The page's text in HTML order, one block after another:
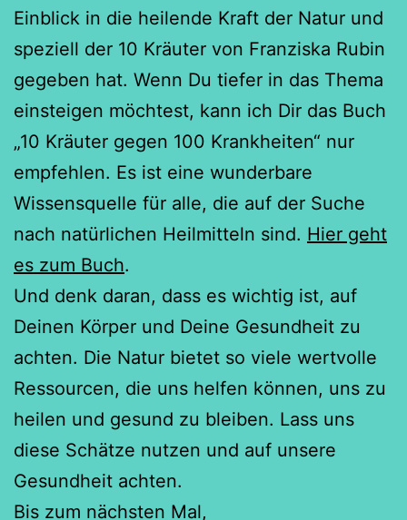
Einblick in die heilende Kraft der Natur und
speziell der 10 Kräuter von Franziska Rubin
gegeben hat. Wenn Du tiefer in das Thema
einsteigen möchtest, kann ich Dir das Buch
„10 Kräuter gegen 100 Krankheiten“ nur
empfehlen. Es ist eine wunderbare
Wissensquelle für alle, die auf der Suche
nach natürlichen Heilmitteln sind. Hier geht
es zum Buch.
Und denk daran, dass es wichtig ist, auf
Deinen Körper und Deine Gesundheit zu
achten. Die Natur bietet so viele wertvolle
Ressourcen, die uns helfen können, uns zu
heilen und gesund zu bleiben. Lass uns
diese Schätze nutzen und auf unsere
Gesundheit achten.
Bis zum nächsten Mal,